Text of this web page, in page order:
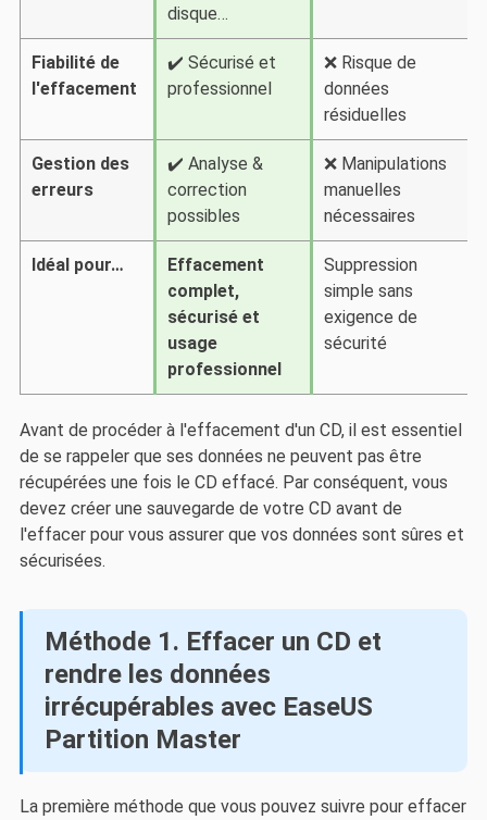
disque…
Fiabilité de
l'effacement
✔️ Sécurisé et
professionnel
❌ Risque de
données
résiduelles
Gestion des
erreurs
✔️ Analyse &
correction
possibles
❌ Manipulations
manuelles
nécessaires
Idéal pour…
Effacement
complet,
sécurisé et
usage
professionnel
Suppression
simple sans
exigence de
sécurité
Avant de procéder à l'effacement d'un CD, il est essentiel
de se rappeler que ses données ne peuvent pas être
récupérées une fois le CD effacé. Par conséquent, vous
devez créer une sauvegarde de votre CD avant de
l'effacer pour vous assurer que vos données sont sûres et
sécurisées.
Méthode 1. Effacer un CD et
rendre les données
irrécupérables avec EaseUS
Partition Master
La première méthode que vous pouvez suivre pour effacer